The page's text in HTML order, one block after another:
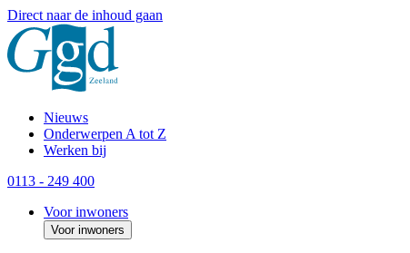
Direct naar de inhoud gaan
Nieuws
Onderwerpen A tot Z
Werken bij
0113 - 249 400
Voor inwoners
Voor inwoners